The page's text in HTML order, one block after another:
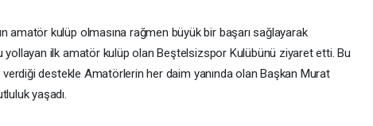
amatör kulüp olmasına rağmen büyük bir başarı sağlayarak
ilk amatör kulüp olan Beştelsizspor Kulübünü ziyaret etti. Bu
verdiği destekle Amatörlerin her daim yanında olan Başkan Murat
yaşadı.